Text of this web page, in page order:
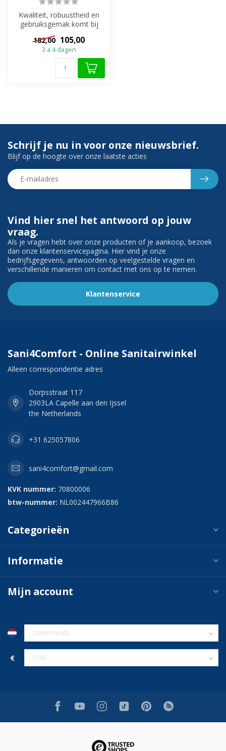
Kwaliteit, robuustheid en
gebruiksgemak komt bij
elkaar met Douchegoot
Mat Zwart...
182,00 105,00
3 a 4 dagen
Vind hier snel het antwoord op jouw
vraag.
Als je vragen hebt over onze producten of je aankoop, bezoek
dan onze klantenservicepagina. Hier vind je onze
bedrijfsgegevens, antwoorden op veelgestelde vragen en
verschillende manieren om contact met ons op te nemen.
Klantenservice
Schrijf je nu in voor onze nieuwsbrief.
Blijf op de hoogte over onze laatste acties
Sani4Comfort - Online Sanitairwinkel
Alleen correspondentie adres
Dorpsstraat 117
2903LA Capelle aan den Ijssel
the Netherlands
+31 625057806
sani4comfort@gmail.com
KVK nummer: 70800006
btw-nummer: NL002447966B86
Categorieën
Informatie
Mijn account
€